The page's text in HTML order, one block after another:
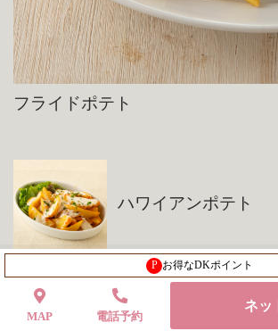
フライドポテト
ハワイアンポテト
生ハムグラタン春巻
P お得なDKポイント
MAP 電話予約
ネッ